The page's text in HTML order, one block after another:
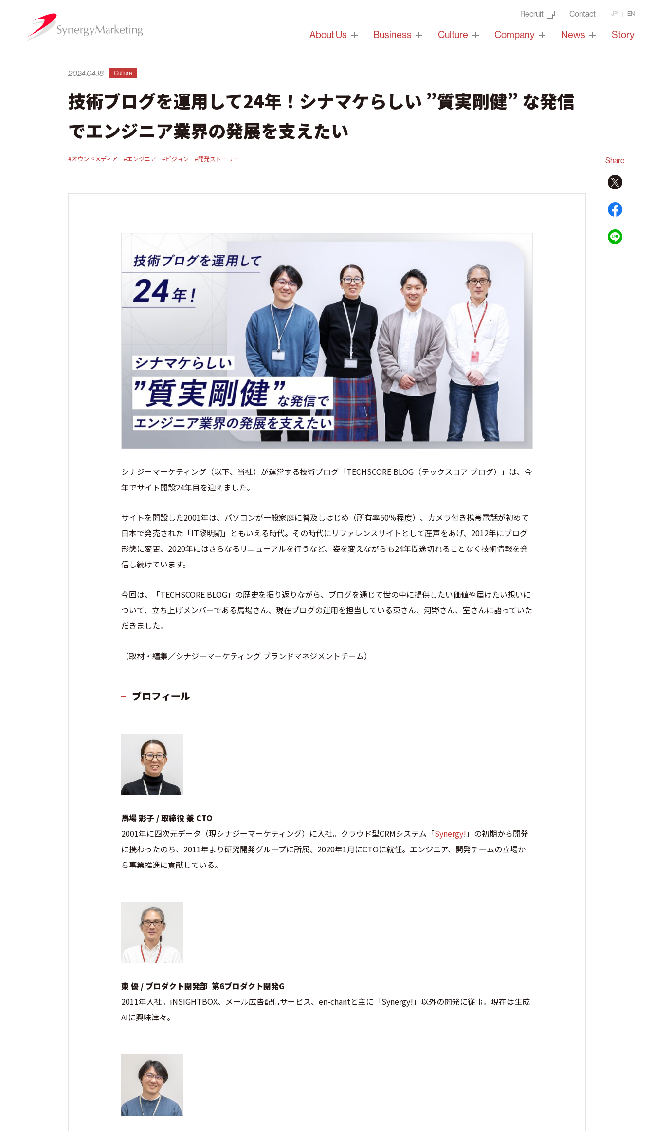
About Us Business Culture Company News Story
Recruit Contact JP EN
技術ブログを運用して24年！シナマケらしい ”質実剛健” な発信
でエンジニア業界の発展を支えたい
2024.04.18 Culture
#オウンドメディア #エンジニア #ビジョン #開発ストーリー
シナジーマーケティング（以下、当社）が運営する技術ブログ「TECHSCORE BLOG（テックスコア ブログ）」は、今
年でサイト開設24年目を迎えました。
サイトを開設した2001年は、パソコンが一般家庭に普及しはじめ（所有率50％程度）、カメラ付き携帯電話が初めて
日本で発売された「IT黎明期」ともいえる時代。その時代にリファレンスサイトとして産声をあげ、2012年にブログ
形態に変更、2020年にはさらなるリニューアルを行うなど、姿を変えながらも24年間途切れることなく技術情報を発
信し続けています。
今回は、「TECHSCORE BLOG」の歴史を振り返りながら、ブログを通じて世の中に提供したい価値や届けたい想いに
ついて、立ち上げメンバーである馬場さん、現在ブログの運用を担当している東さん、河野さん、室さんに語っていた
だきました。
（取材・編集／シナジーマーケティング ブランドマネジメントチーム）
プロフィール
馬場 彩子 / 取締役 兼 CTO
2001年に四次元データ（現シナジーマーケティング）に入社。クラウド型CRMシステム「Synergy!」の初期から開発
に携わったのち、2011年より研究開発グループに所属、2020年1月にCTOに就任。エンジニア、開発チームの立場か
ら事業推進に貢献している。
東 優 / プロダクト開発部 第6プロダクト開発G
2011年入社。iNSIGHTBOX、メール広告配信サービス、en-chantと主に「Synergy!」以外の開発に従事。現在は生成
AIに興味津々。
Share